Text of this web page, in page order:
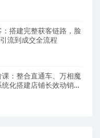
搭建完整获客链路，脸
流到成交全流程
：整合直通车、万相魔
化搭建店铺长效动销方